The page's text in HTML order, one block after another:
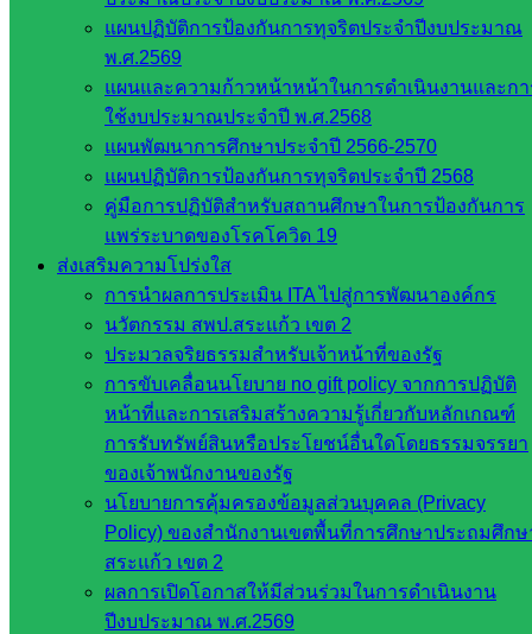
แผนปฏิบัติการป้องกันการทุจริตประจำปีงบประมาณ
พ.ศ.2569
แผนและความก้าวหน้าหน้าในการดำเนินงานและก
ใช้งบประมาณประจำปี พ.ศ.2568
แผนพัฒนาการศึกษาประจำปี 2566-2570
แผนปฏิบัติการป้องกันการทุจริตประจำปี 2568
คู่มือการปฏิบัติสำหรับสถานศึกษาในการป้องกันการ
แพร่ระบาดของโรคโควิด 19
ส่งเสริมความโปร่งใส
การนำผลการประเมิน ITA ไปสู่การพัฒนาองค์กร
นวัตกรรม สพป.สระแก้ว เขต 2
ประมวลจริยธรรมสำหรับเจ้าหน้าที่ของรัฐ
การขับเคลื่อนนโยบาย no gift policy จากการปฏิบัติ
หน้าที่และการเสริมสร้างความรู้เกี่ยวกับหลักเกณฑ์
การรับทรัพย์สินหรือประโยชน์อื่นใดโดยธรรมจรรยา
ของเจ้าพนักงานของรัฐ
นโยบายการคุ้มครองข้อมูลส่วนบุคคล (Privacy
Policy) ของสำนักงานเขตพื้นที่การศึกษาประถมศึกษ
สระแก้ว เขต 2
ผลการเปิดโอกาสให้มีส่วนร่วมในการดำเนินงาน
ปีงบประมาณ พ.ศ.2569
สำนักงาน
กรรมการ
การศึกษา
ขั้นพื้น
ฐาน
รายชื่อ
มหาวิทยาลัย
ใน
ประเทศไทย
เว็บไซต์
สำนักต่าง
ๆ ใน
เว็บไซต์
สพม. ใน
สังกัด
เว็บไซต์
สพป. ใน